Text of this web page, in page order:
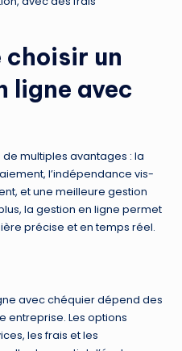
choisir un
ligne avec
multiples avantages : la
l’indépendance vis-
et une meilleure gestion
la gestion en ligne permet
précise et en temps réel.
avec chéquier dépend des
entreprise. Les options
les frais et les